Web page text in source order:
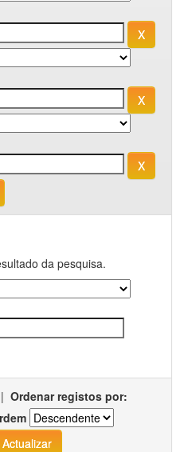
da pesquisa.
| Ordenar registos por: